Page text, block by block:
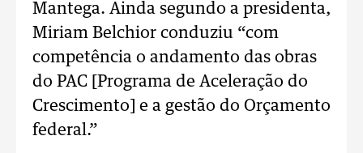
Mantega. Ainda segundo a presidenta,
Miriam Belchior conduziu “com
competência o andamento das obras
do PAC [Programa de Aceleração do
Crescimento] e a gestão do Orçamento
federal.”